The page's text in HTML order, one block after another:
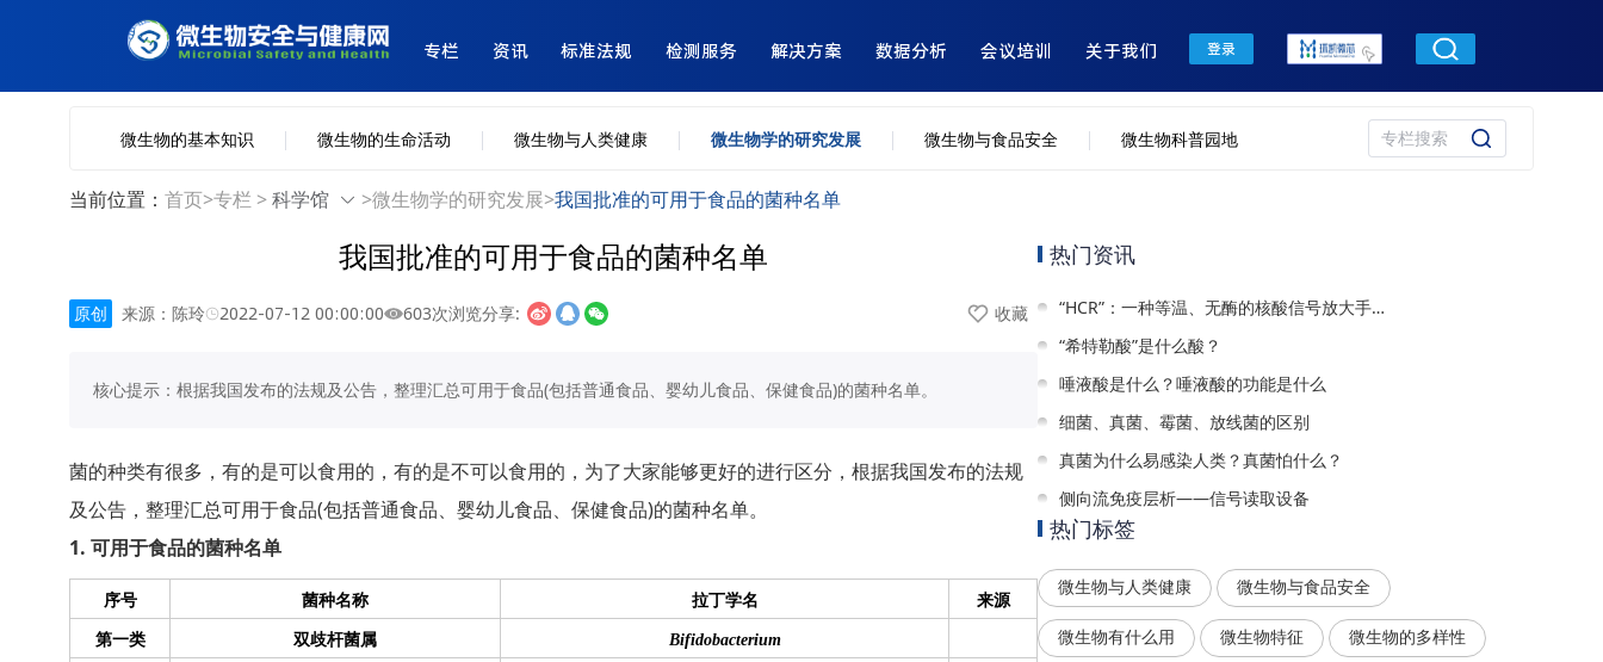
专栏 资讯 标准法规 检测服务 解决方案 数据分析 会议培训 关于我们 登录
微生物的基本知识 微生物的生命活动 微生物与人类健康 微生物学的研究发展 微生物与食品安全 微生物科普园地
当前位置： 首页>专栏 >科学馆 >微生物学的研究发展>我国批准的可用于食品的菌种名单
我国批准的可用于食品的菌种名单
原创 来源：陈玲 2022-07-12 00:00:00 603次浏览分享: 收藏
核心提示：根据我国发布的法规及公告，整理汇总可用于食品(包括普通食品、婴幼儿食品、保健食品)的菌种名单。
菌的种类有很多，有的是可以食用的，有的是不可以食用的，为了大家能够更好的进行区分，根据我国发布的法规
及公告，整理汇总可用于食品(包括普通食品、婴幼儿食品、保健食品)的菌种名单。
1. 可用于食品的菌种名单
序号 菌种名称 拉丁学名 来源
第一类 双歧杆菌属 Bifidobacterium
热门资讯
“HCR”：一种等温、无酶的核酸信号放大手段
“希特勒酸”是什么酸？
唾液酸是什么？唾液酸的功能是什么
细菌、真菌、霉菌、放线菌的区别
真菌为什么易感染人类？真菌怕什么？
侧向流免疫层析——信号读取设备
热门标签
微生物与人类健康 微生物与食品安全
微生物有什么用 微生物特征 微生物的多样性